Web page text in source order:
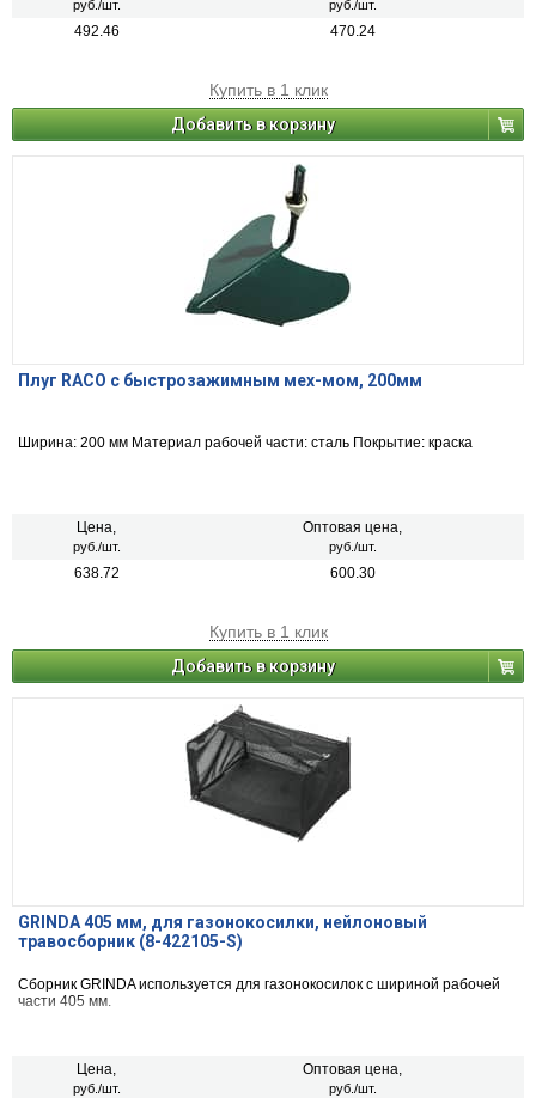
руб./шт. руб./шт.
492.46 470.24
Купить в 1 клик
Добавить в корзину
Плуг RACO с быстрозажимным мех-мом, 200мм
Ширина: 200 мм Материал рабочей части: сталь Покрытие: краска
Цена,
руб./шт.
Оптовая цена,
руб./шт.
638.72 600.30
Купить в 1 клик
Добавить в корзину
GRINDA 405 мм, для газонокосилки, нейлоновый
травосборник (8-422105-S)
Сборник GRINDA используется для газонокосилок с шириной рабочей
части 405 мм.
Цена,
руб./шт.
Оптовая цена,
руб./шт.